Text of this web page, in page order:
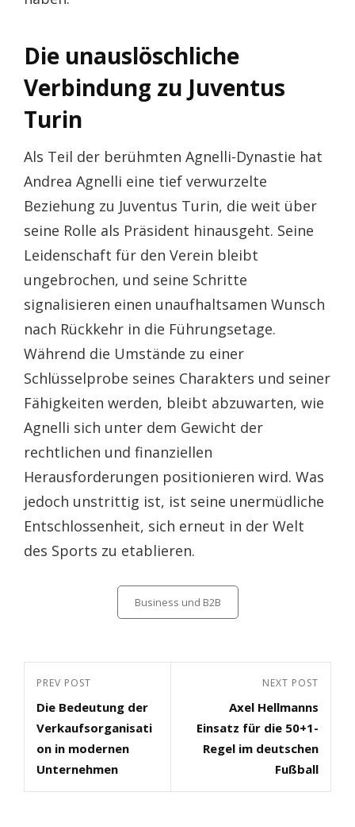
Die unauslöschliche
Verbindung zu Juventus
Turin
Als Teil der berühmten Agnelli-Dynastie hat
Andrea Agnelli eine tief verwurzelte
Beziehung zu Juventus Turin, die weit über
seine Rolle als Präsident hinausgeht. Seine
Leidenschaft für den Verein bleibt
ungebrochen, und seine Schritte
signalisieren einen unaufhaltsamen Wunsch
nach Rückkehr in die Führungsetage.
Während die Umstände zu einer
Schlüsselprobe seines Charakters und seiner
Fähigkeiten werden, bleibt abzuwarten, wie
Agnelli sich unter dem Gewicht der
rechtlichen und finanziellen
Herausforderungen positionieren wird. Was
jedoch unstrittig ist, ist seine unermüdliche
Entschlossenheit, sich erneut in der Welt
des Sports zu etablieren.
Business und B2B
Beitragsnavigation
Previous
Post
PREV POST
Die Bedeutung der
Verkaufsorganisati
on in modernen
Unternehmen
NEXT POST
Axel Hellmanns
Einsatz für die 50+1-
Regel im deutschen
Fußball